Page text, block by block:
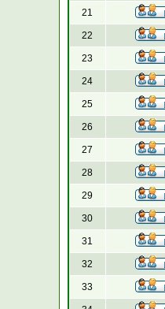
21
22
23
24
25
26
27
28
29
30
31
32
33